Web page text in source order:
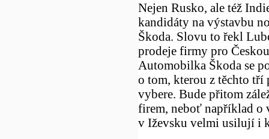
Nejen Rusko, ale též
kandidáty na výstavbu
Škoda. Slovu to řekl
prodeje firmy pro
Automobilka Škoda se
o tom, kterou z těchto
vybere. Bude přitom
firem, neboť například o
v Iževsku velmi usilují i